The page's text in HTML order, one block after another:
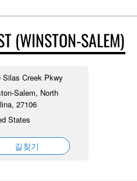
(WINSTON-SALEM)
Silas Creek Pkwy
Salem, North
27106
States
길찾기